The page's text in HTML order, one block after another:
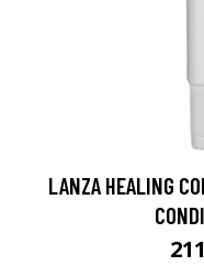
LANZA HEALING